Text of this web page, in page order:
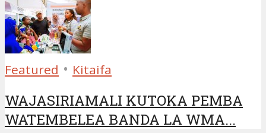
Featured • Kitaifa
WAJASIRIAMALI KUTOKA PEMBA
WATEMBELEA BANDA LA WMA...